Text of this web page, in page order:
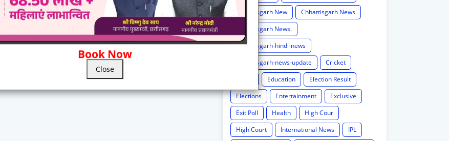
Book Now
Close
Chhattisgarh New
Chhattisgarh News
Chhattisgarh News.
Chhattisgarh-hindi-news
Chhattisgarh-news-update
Cricket
Education
Election Result
Elections
Entertainment
Exclusive
Exit Poll
Health
High Cour
High Court
International News
IPL